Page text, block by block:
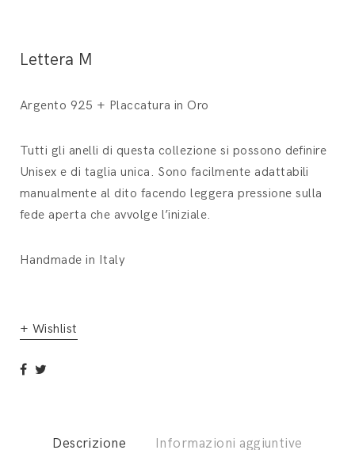
Lettera M
Argento 925 + Placcatura in Oro
Tutti gli anelli di questa collezione si possono definire
Unisex e di taglia unica. Sono facilmente adattabili
manualmente al dito facendo leggera pressione sulla
fede aperta che avvolge l’iniziale.
Handmade in Italy
+ Wishlist
Descrizione Informazioni aggiuntive